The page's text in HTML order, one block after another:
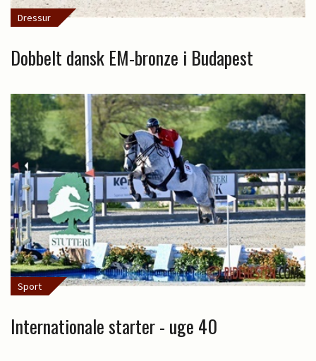
Dressur
Dobbelt dansk EM-bronze i Budapest
Sport
Internationale starter - uge 40